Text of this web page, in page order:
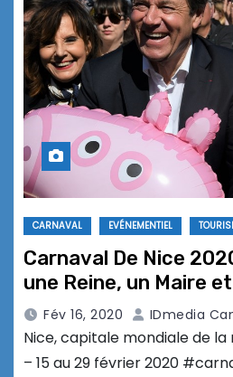
CARNAVAL EVÉNEMENTIEL
Carnaval De Nice
une Reine, un Maire
Fév 16, 2020 IDmedia
Nice, capitale mondiale de la
– 15 au 29 février 2020